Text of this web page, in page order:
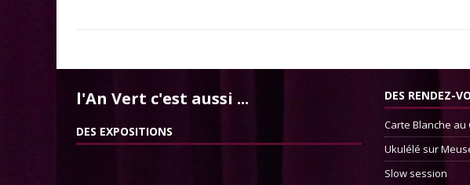
l'An Vert c'est aussi ...
DES EXPOSITIONS
DES RENDEZ-
Carte Blanche au
Ukulélé sur
Slow session